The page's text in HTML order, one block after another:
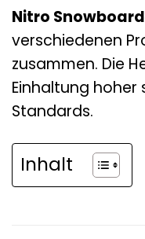
Nitro
verschiedenen
zusammen. Die
Einhaltung hoher
Standards.
Inhalt